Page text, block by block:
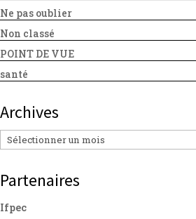
Ne pas oublier
Non classé
POINT DE VUE
santé
Archives
Archives
Partenaires
Ifpec